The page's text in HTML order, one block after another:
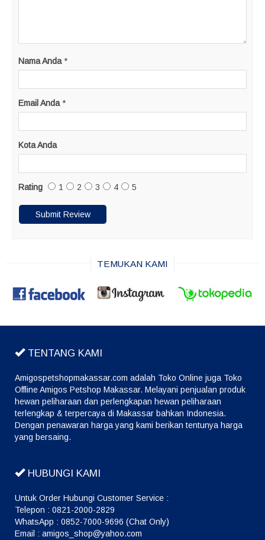
Nama Anda *
Email Anda *
Kota Anda
Rating 1 2 3 4 5
TEMUKAN KAMI
TENTANG KAMI
Amigospetshopmakassar.com adalah Toko Online juga Toko
Offline Amigos Petshop Makassar. Melayani penjualan produk
hewan peliharaan dan perlengkapan hewan peliharaan
terlengkap & terpercaya di Makassar bahkan Indonesia.
Dengan penawaran harga yang kami berikan tentunya harga
yang bersaing.
HUBUNGI KAMI
Untuk Order Hubungi Customer Service :
Telepon : 0821-2000-2829
WhatsApp : 0852-7000-9696 (Chat Only)
Email : amigos_shop@yahoo.com